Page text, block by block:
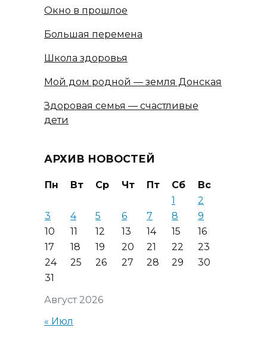
Окно в прошлое
Большая перемена
Школа здоровья
Мой дом родной — земля Донская
Здоровая семья — счастливые
дети
АРХИВ НОВОСТЕЙ
Август 2026
Пн Вт Ср Чт Пт Сб
Вс
1
2
3
4 5 6 7 8
9
10
11 12 13 14 15
16
17
18 19 20 21 22
23
24
25 26 27 28 29
30
31
« Июл